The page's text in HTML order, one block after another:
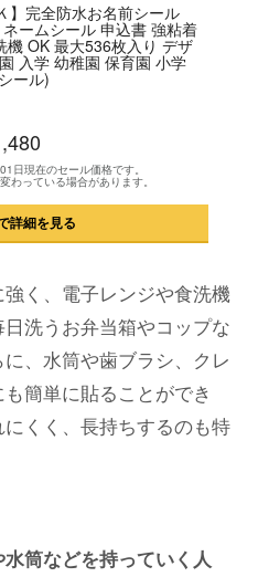
】完全防水お名前シール
ームシール 申込書 強粘着
OK 最大536枚入り デザ
入学 幼稚園 保育園 小学
ール)
日現在のセール価格です。
わっている場合があります。
詳細を見る
く、電子レンジや食洗機
洗うお弁当箱やコップな
、水筒や歯ブラシ、クレ
簡単に貼ることができ
くく、長持ちするのも特
筒などを持っていく人